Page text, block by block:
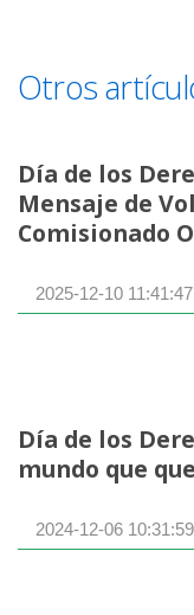
Otros
Día de los
Mensaje de
Comisionado
2025-12-10 11:41:47
Día de los
mundo que
2024-12-06 10:31:59